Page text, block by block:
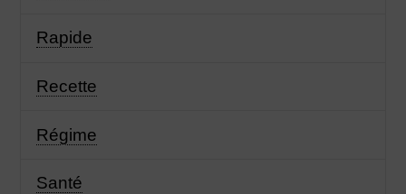
Rapide
Recette
Régime
Santé